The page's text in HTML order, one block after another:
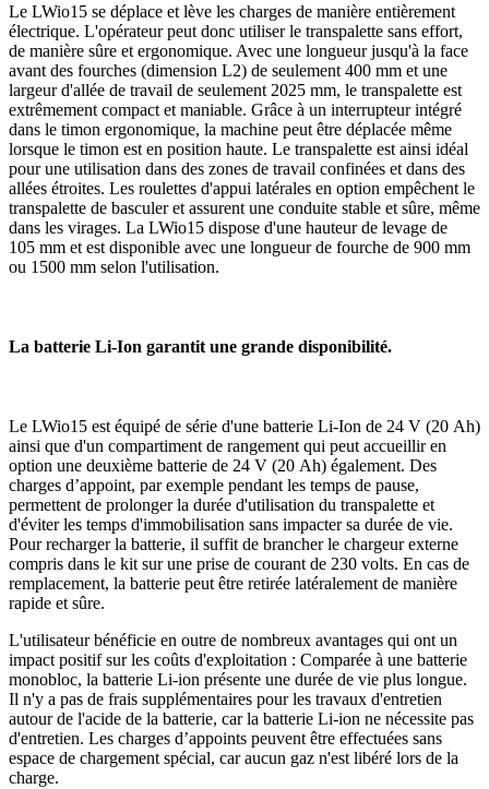
Le LWio15 se déplace et lève les charges de manière entièrement
électrique. L'opérateur peut donc utiliser le transpalette sans effort,
de manière sûre et ergonomique. Avec une longueur jusqu'à la face
avant des fourches (dimension L2) de seulement 400 mm et une
largeur d'allée de travail de seulement 2025 mm, le transpalette est
extrêmement compact et maniable. Grâce à un interrupteur intégré
dans le timon ergonomique, la machine peut être déplacée même
lorsque le timon est en position haute. Le transpalette est ainsi idéal
pour une utilisation dans des zones de travail confinées et dans des
allées étroites. Les roulettes d'appui latérales en option empêchent le
transpalette de basculer et assurent une conduite stable et sûre, même
dans les virages. La LWio15 dispose d'une hauteur de levage de
105 mm et est disponible avec une longueur de fourche de 900 mm
ou 1500 mm selon l'utilisation.
La batterie Li-Ion garantit une grande disponibilité.
Le LWio15 est équipé de série d'une batterie Li-Ion de 24 V (20 Ah)
ainsi que d'un compartiment de rangement qui peut accueillir en
option une deuxième batterie de 24 V (20 Ah) également. Des
charges d’appoint, par exemple pendant les temps de pause,
permettent de prolonger la durée d'utilisation du transpalette et
d'éviter les temps d'immobilisation sans impacter sa durée de vie.
Pour recharger la batterie, il suffit de brancher le chargeur externe
compris dans le kit sur une prise de courant de 230 volts. En cas de
remplacement, la batterie peut être retirée latéralement de manière
rapide et sûre.
L'utilisateur bénéficie en outre de nombreux avantages qui ont un
impact positif sur les coûts d'exploitation : Comparée à une batterie
monobloc, la batterie Li-ion présente une durée de vie plus longue.
Il n'y a pas de frais supplémentaires pour les travaux d'entretien
autour de l'acide de la batterie, car la batterie Li-ion ne nécessite pas
d'entretien. Les charges d’appoints peuvent être effectuées sans
espace de chargement spécial, car aucun gaz n'est libéré lors de la
charge.